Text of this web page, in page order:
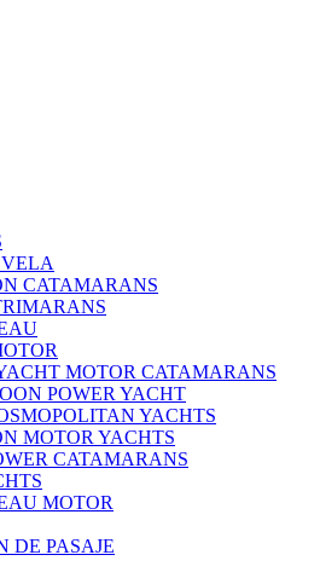
CATAMARANS
MOTOR CATAMARANS
POWER YACHT
YACHTS
MOTOR YACHTS
CATAMARANS
MOTOR
DE PASAJE